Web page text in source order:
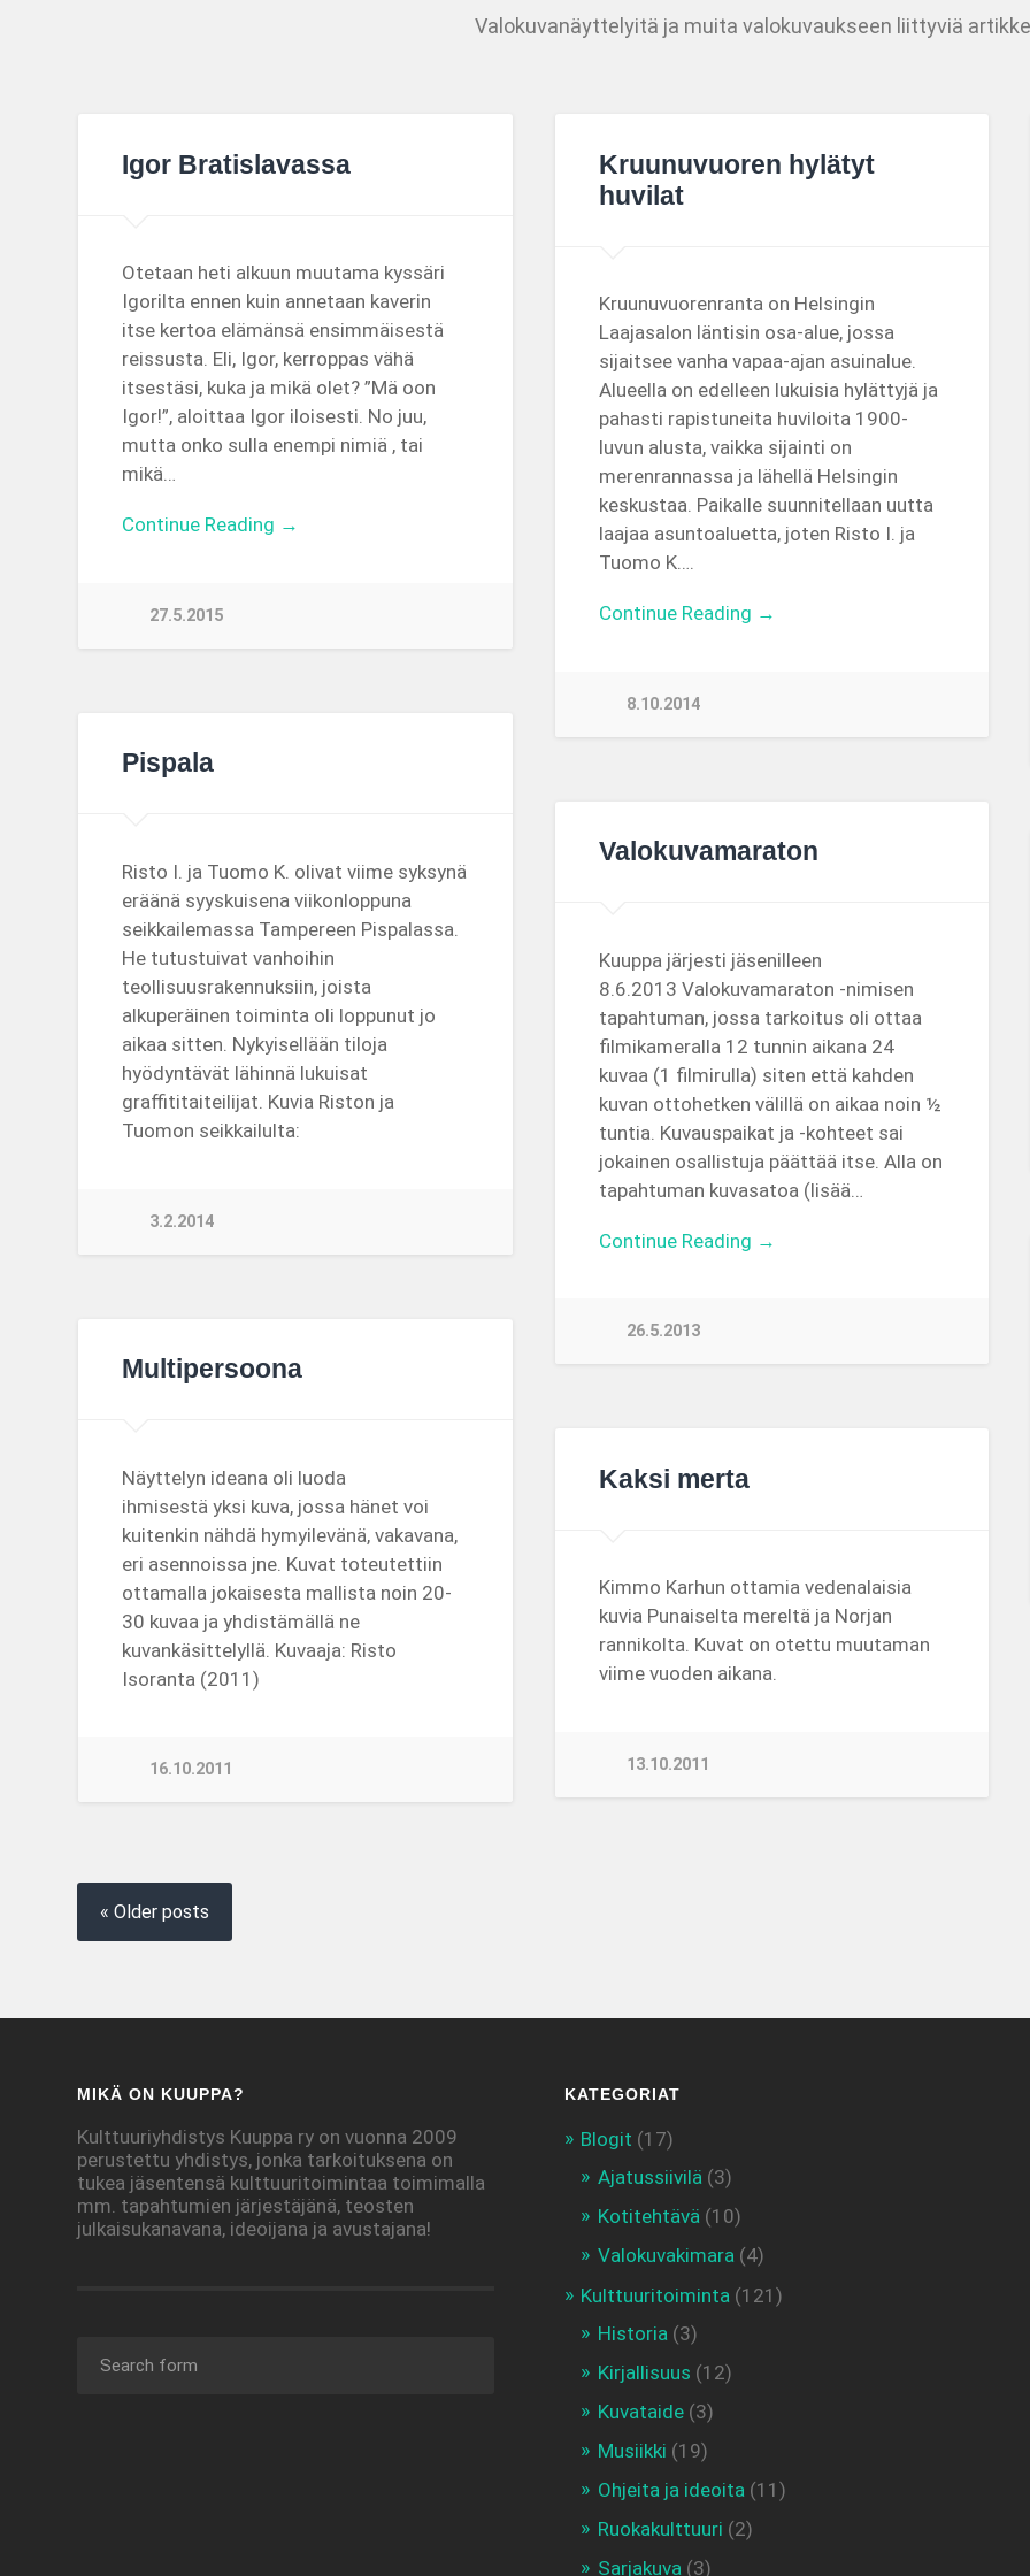
Valokuvanäyttelyitä ja muita valokuvaukseen liittyviä
Igor Bratislavassa
Otetaan heti alkuun muutama kyssäri
Igorilta ennen kuin annetaan kaverin
itse kertoa elämänsä ensimmäisestä
reissusta. Eli, Igor, kerroppas vähä
itsestäsi, kuka ja mikä olet? ”Mä oon
Igor!”, aloittaa Igor iloisesti. No juu,
mutta onko sulla enempi nimiä , tai
mikä…
Continue Reading →
27.5.2015
Kruunuvuoren hylätyt
huvilat
Kruunuvuorenranta on Helsingin
Laajasalon läntisin osa-alue, jossa
sijaitsee vanha vapaa-ajan asuinalue.
Alueella on edelleen lukuisia hylättyjä ja
pahasti rapistuneita huviloita 1900-
luvun alusta, vaikka sijainti on
merenrannassa ja lähellä Helsingin
keskustaa. Paikalle suunnitellaan uutta
laajaa asuntoaluetta, joten Risto I. ja
Tuomo K….
Continue Reading →
8.10.2014
Pispala
Risto I. ja Tuomo K. olivat viime syksynä
eräänä syyskuisena viikonloppuna
seikkailemassa Tampereen Pispalassa.
He tutustuivat vanhoihin
teollisuusrakennuksiin, joista
alkuperäinen toiminta oli loppunut jo
aikaa sitten. Nykyisellään tiloja
hyödyntävät lähinnä lukuisat
graffititaiteilijat. Kuvia Riston ja
Tuomon seikkailulta:
3.2.2014
Valokuvamaraton
Kuuppa järjesti jäsenilleen
8.6.2013 Valokuvamaraton -nimisen
tapahtuman, jossa tarkoitus oli ottaa
filmikameralla 12 tunnin aikana 24
kuvaa (1 filmirulla) siten että kahden
kuvan ottohetken välillä on aikaa noin ½
tuntia. Kuvauspaikat ja -kohteet sai
jokainen osallistuja päättää itse. Alla on
tapahtuman kuvasatoa (lisää…
Continue Reading →
26.5.2013
Multipersoona
Näyttelyn ideana oli luoda
ihmisestä yksi kuva, jossa hänet voi
kuitenkin nähdä hymyilevänä, vakavana,
eri asennoissa jne. Kuvat toteutettiin
ottamalla jokaisesta mallista noin 20-
30 kuvaa ja yhdistämällä ne
kuvankäsittelyllä. Kuvaaja: Risto
Isoranta (2011)
16.10.2011
Kaksi merta
Kimmo Karhun ottamia vedenalaisia
kuvia Punaiselta mereltä ja Norjan
rannikolta. Kuvat on otettu muutaman
viime vuoden aikana.
13.10.2011
« Older posts
MIKÄ ON KUUPPA?
Kulttuuriyhdistys Kuuppa ry on vuonna 2009
perustettu yhdistys, jonka tarkoituksena on
tukea jäsentensä kulttuuritoimintaa toimimalla
mm. tapahtumien järjestäjänä, teosten
julkaisukanavana, ideoijana ja avustajana!
KATEGORIAT
Blogit (17)
Ajatussiivilä (3)
Kotitehtävä (10)
Valokuvakimara (4)
Kulttuuritoiminta (121)
Historia (3)
Kirjallisuus (12)
Kuvataide(3)
Musiikki (19)
Ohjeita ja ideoita (11)
Ruokakulttuuri (2)
Sarjakuva (3)